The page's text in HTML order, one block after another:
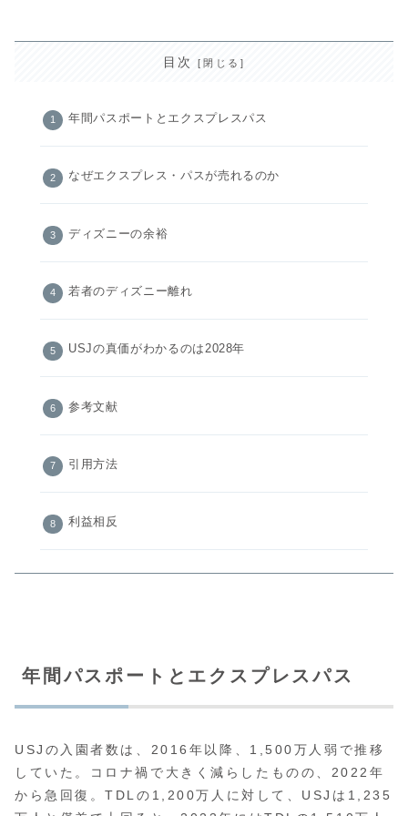
目次
年間パスポートとエクスプレスパス
なぜエクスプレス・パスが売れるのか
ディズニーの余裕
若者のディズニー離れ
USJの真価がわかるのは2028年
参考文献
引用方法
利益相反
年間パスポートとエクスプレスパス
USJの入園者数は、2016年以降、1,500万人弱で推移
していた。コロナ禍で大きく減らしたものの、2022年
から急回復。TDLの1,200万人に対して、USJは1,235